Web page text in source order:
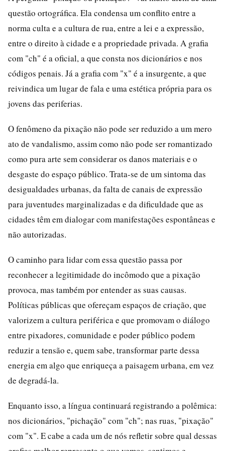
questão ortográfica. Ela condensa um conflito entre a
norma culta e a cultura de rua, entre a lei e a expressão,
entre o direito à cidade e a propriedade privada. A grafia
com "ch" é a oficial, a que consta nos dicionários e nos
códigos penais. Já a grafia com "x" é a insurgente, a que
reivindica um lugar de fala e uma estética própria para os
jovens das periferias.
O fenômeno da pixação não pode ser reduzido a um mero
ato de vandalismo, assim como não pode ser romantizado
como pura arte sem considerar os danos materiais e o
desgaste do espaço público. Trata-se de um sintoma das
desigualdades urbanas, da falta de canais de expressão
para juventudes marginalizadas e da dificuldade que as
cidades têm em dialogar com manifestações espontâneas e
não autorizadas.
O caminho para lidar com essa questão passa por
reconhecer a legitimidade do incômodo que a pixação
provoca, mas também por entender as suas causas.
Políticas públicas que ofereçam espaços de criação, que
valorizem a cultura periférica e que promovam o diálogo
entre pixadores, comunidade e poder público podem
reduzir a tensão e, quem sabe, transformar parte dessa
energia em algo que enriqueça a paisagem urbana, em vez
de degradá-la.
Enquanto isso, a língua continuará registrando a polêmica:
nos dicionários, "pichação" com "ch"; nas ruas, "pixação"
com "x". E cabe a cada um de nós refletir sobre qual dessas